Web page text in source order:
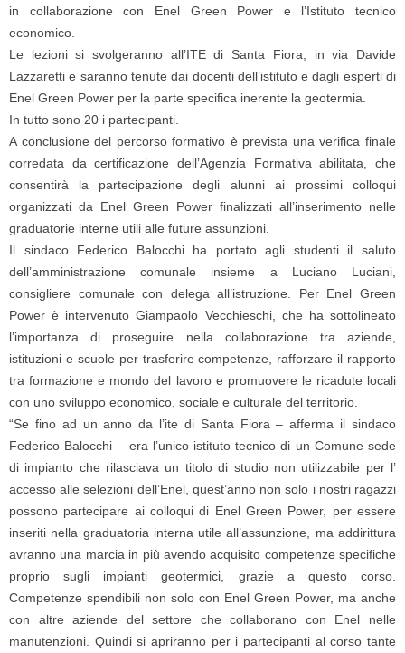
in collaborazione con Enel Green Power e l’Istituto tecnico
economico.
Le lezioni si svolgeranno all’ITE di Santa Fiora, in via Davide
Lazzaretti e saranno tenute dai docenti dell’istituto e dagli esperti di
Enel Green Power per la parte specifica inerente la geotermia.
In tutto sono 20 i partecipanti.
A conclusione del percorso formativo è prevista una verifica finale
corredata da certificazione dell’Agenzia Formativa abilitata, che
consentirà la partecipazione degli alunni ai prossimi colloqui
organizzati da Enel Green Power finalizzati all’inserimento nelle
graduatorie interne utili alle future assunzioni.
Il sindaco Federico Balocchiha portato agli studenti il saluto
dell’amministrazione comunale insieme a Luciano Luciani
consigliere comunale con delega all’istruzione. Per Enel Green
Power è intervenutoGiampaolo Vecchieschi, che ha sottolineato
l’importanza di proseguire nella collaborazione tra aziende,
istituzioni e scuole per trasferire competenze, rafforzare il rapporto
tra formazione e mondo del lavoro e promuovere le ricadute locali
con uno sviluppo economico, sociale e culturale del territorio.
“Se fino ad un anno da l’ite di Santa Fiora – afferma il sindaco
Federico Balocchi – era l’unico istituto tecnico di un Comune sede
di impianto che rilasciava un titolo di studio non utilizzabile per l’
accesso alle selezioni dell’Enel, quest’anno non solo i nostri ragazzi
possono partecipare ai colloqui di Enel Green Power, per essere
inseriti nella graduatoria interna utile all’assunzione, ma addirittura
avranno una marcia in più avendo acquisito competenze specifiche
proprio sugli impianti geotermici, grazie a questo corso.
Competenze spendibili non solo con Enel Green Power, ma anche
con altre aziende del settore che collaborano con Enel nelle
manutenzioni. Quindi si apriranno per i partecipanti al corso tante